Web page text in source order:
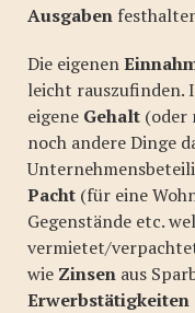
Ausgaben
Die eigenen
leicht rauszufinden.
eigene Gehalt (oder
noch andere Dinge
Pacht (für eine
Gegenstände etc.
vermietet/
wie Zinsen aus
Erwerbstätigkeiten